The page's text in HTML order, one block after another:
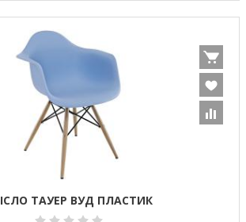
ТАУЕР ВУД ПЛАСТИК